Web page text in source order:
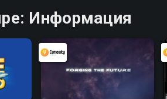
Информация